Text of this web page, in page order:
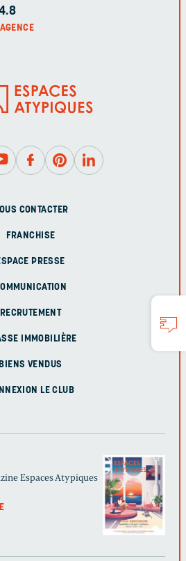
CONTACTER
FRANCHISE
PRESSE
RECRUTEMENT
IMMOBILIÈRE
BIENS VENDUS
LE CLUB
Espaces Atypiques